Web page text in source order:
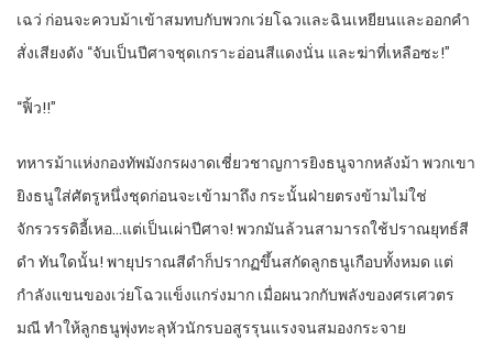
เฉว่ ก่อนจะควบม้าเข้าสมทบกับพวกเว่ยโฉวและฉินเหยียนและออกคำ
สั่งเสียงดัง “จับเป็นปีศาจชุดเกราะอ่อนสีแดงนั่น และฆ่าที่เหลือซะ!”
“ฟิ้ว!!”
ทหารม้าแห่งกองทัพมังกรผงาดเชี่ยวชาญการยิงธนูจากหลังม้า พวกเขา
ยิงธนูใส่ศัตรูหนึ่งชุดก่อนจะเข้ามาถึง กระนั้นฝ่ายตรงข้ามไม่ใช่
จักรวรรดิอี้เหอ…แต่เป็นเผ่าปีศาจ! พวกมันล้วนสามารถใช้ปราณยุทธ์สี
ดำ ทันใดนั้น! พายุปราณสีดำก็ปรากฏขึ้นสกัดลูกธนูเกือบทั้งหมด แต่
กำลังแขนของเว่ยโฉวแข็งแกร่งมาก เมื่อผนวกกับพลังของศรเศวตร
มณี ทำให้ลูกธนูพุ่งทะลุหัวนักรบอสูรรุนแรงจนสมองกระจาย